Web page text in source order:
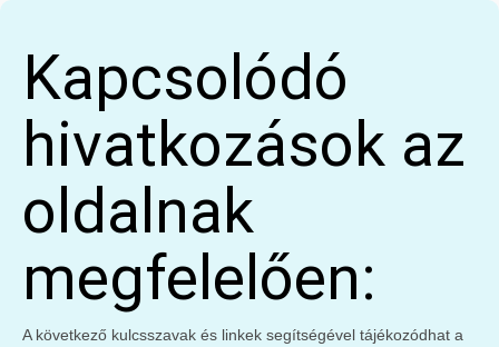
Kapcsolódó
hivatkozások az
oldalnak
megfelelően:
A következő kulcsszavak és linkek segítségével tájékozódhat a